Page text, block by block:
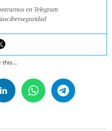
en Telegram
this...